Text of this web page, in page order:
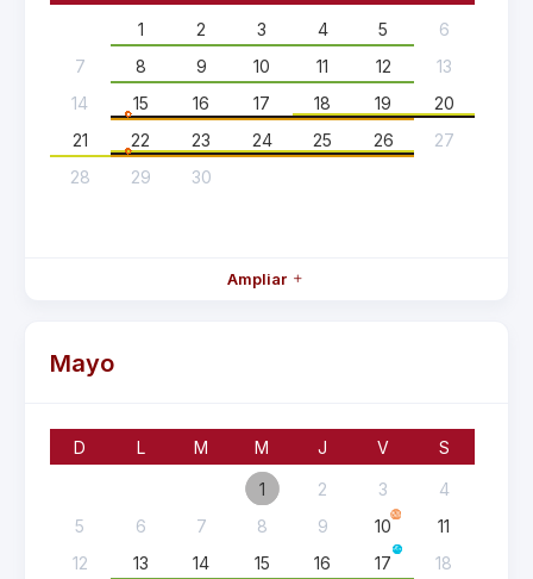
1 2 3 4 5
6
7
8 9 10 11 12
13
14
15 16 17 18 19
20
21
22 23 24 25 26
27
28
29 30
Ampliar
Mayo
D L M M J V S
1 2 3
4
5
6 7 8 9 10
11
12
13 14 15 16 17
18